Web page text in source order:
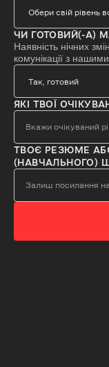
ЧИ ГОТОВИЙ(-А)
Наявність нічних
комунікації з
ЯКІ ТВОЇ
ТВОЄ РЕЗЮМЕ
(НАВЧАЛЬНОГО)